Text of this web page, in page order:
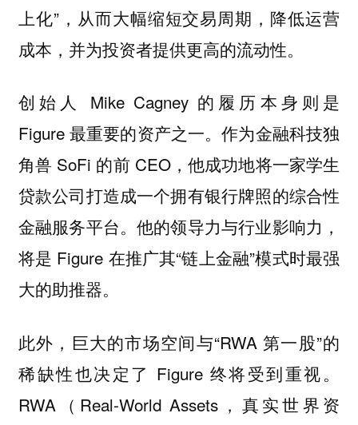
上化”，从而大幅缩短交易周期，降低运营
成本，并为投资者提供更高的流动性。
创始人 Mike Cagney 的履历本身则是
Figure 最重要的资产之一。作为金融科技独
角兽 SoFi 的前 CEO，他成功地将一家学生
贷款公司打造成一个拥有银行牌照的综合性
金融服务平台。他的领导力与行业影响力，
将是 Figure 在推广其“链上金融”模式时最强
大的助推器。
此外，巨大的市场空间与“RWA 第一股”的
稀缺性也决定了 Figure 终将受到重视。
RWA（Real-World Assets，真实世界资